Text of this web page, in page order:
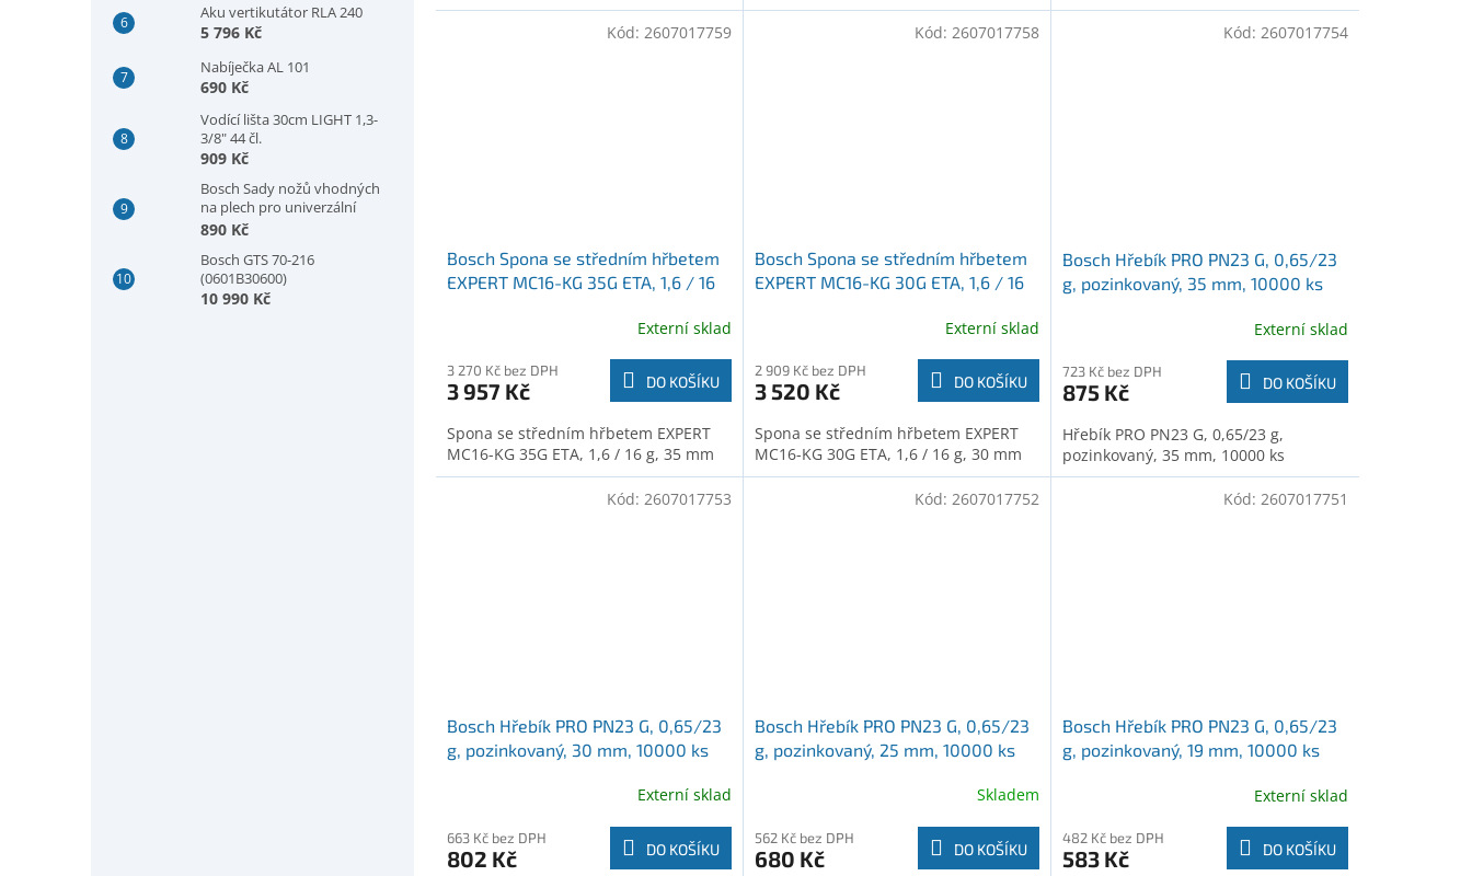
Aku vertikutátor RLA 240
5 796 Kč
Nabíječka AL 101
690 Kč
Vodící lišta 30cm LIGHT 1,3-
3/8" 44 čl.
909 Kč
Bosch Sady nožů vhodných
na plech pro univerzální
nůžky GSC 2.8, plech, 5 kusů
890 Kč
Bosch GTS 70-216
(0601B30600)
10 990 Kč
Bosch Spona se středním hřbetem
EXPERT MC16-KG 35G ETA, 1,6 / 16
Externí sklad
3 270 Kč bez DPH
3 957 Kč DO KOŠÍKU
Spona se středním hřbetem EXPERT
MC16-KG 35G ETA, 1,6 / 16 g, 35 mm
Kód: 2607017759
Bosch Spona se středním hřbetem
EXPERT MC16-KG 30G ETA, 1,6 / 16
Externí sklad
2 909 Kč bez DPH
3 520 Kč DO KOŠÍKU
Spona se středním hřbetem EXPERT
MC16-KG 30G ETA, 1,6 / 16 g, 30 mm
Kód: 2607017758
Bosch Hřebík PRO PN23 G, 0,65/23
g, pozinkovaný, 35 mm, 10000 ks
Externí sklad
723 Kč bez DPH
875 Kč DO KOŠÍKU
Hřebík PRO PN23 G, 0,65/23 g,
pozinkovaný, 35 mm, 10000 ks
Kód: 2607017754
Bosch Hřebík PRO PN23 G, 0,65/23
g, pozinkovaný, 30 mm, 10000 ks
Externí sklad
663 Kč bez DPH
802 Kč DO KOŠÍKU
Kód: 2607017753
Bosch Hřebík PRO PN23 G, 0,65/23
g, pozinkovaný, 25 mm, 10000 ks
Skladem
562 Kč bez DPH
680 Kč DO KOŠÍKU
Kód: 2607017752
Bosch Hřebík PRO PN23 G, 0,65/23
g, pozinkovaný, 19 mm, 10000 ks
Externí sklad
482 Kč bez DPH
583 Kč DO KOŠÍKU
Kód: 2607017751